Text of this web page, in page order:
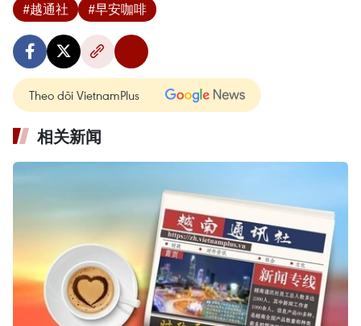
#越通社 #早安咖啡
Theo dõi VietnamPlus
相关新闻